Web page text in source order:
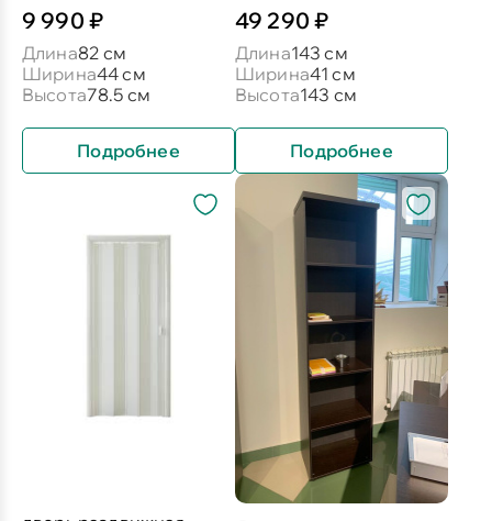
9 990 ₽
Длина82 см
Ширина44 см
Высота78.5 см
Подробнее
49 290 ₽
Длина143 см
Ширина41 см
Высота143 см
Подробнее